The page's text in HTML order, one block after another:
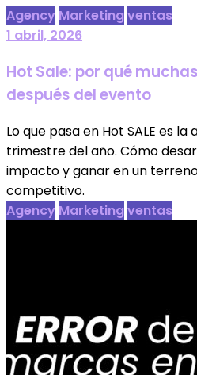
Agency Marketingventas
1 abril, 2026
Hot Sale: por qué
después del evento
Lo que pasa en Hot SALE es
trimestre del año. Cómo
impacto y ganar en un
competitivo.
Agency Marketingventas